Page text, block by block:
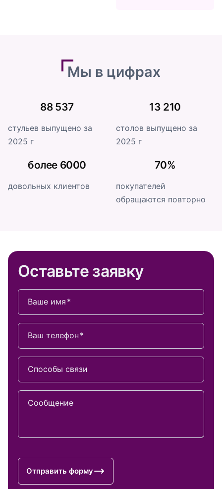
Мы в цифрах
88 537
стульев выпущено за
2025 г
13 210
столов выпущено за
2025 г
более 6000
довольных клиентов
70%
покупателей
обращаются повторно
Оставьте заявку
Ваше имя
Ваш телефон
Способы связи
Сообщение
Отправить форму